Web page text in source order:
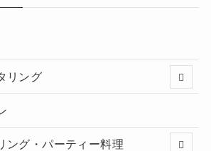
リング
ング・パーティー料理